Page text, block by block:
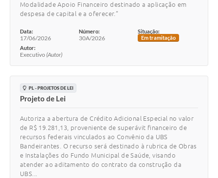
Modalidade Apoio Financeiro destinado a aplicação em
despesa de capital e a oferecer.”
Data:
17/06/2026
Número:
30A/2026
Situação:
Em tramitação
Autor:
Executivo (Autor)
PL - PROJETOS DE LEI
Projeto de Lei
Autoriza a abertura de Crédito Adicional Especial no valor
de R$ 19.281,13, proveniente de superávit financeiro de
recursos federais vinculados ao Convênio da UBS
Bandeirantes. O recurso será destinado à rubrica de Obras
e Instalações do Fundo Municipal de Saúde, visando
atender ao aditamento do contrato da construção da
UBS...